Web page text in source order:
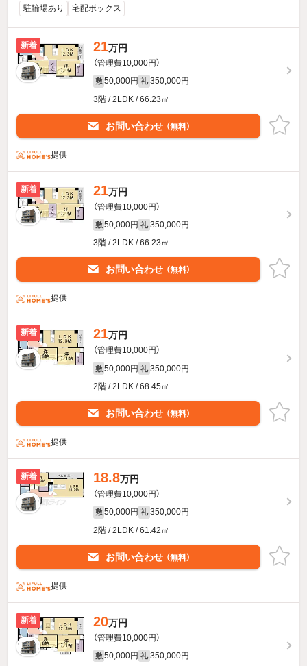
駐輪場あり
宅配ボックス
新着 21万円
（管理費10,000円）
敷 50,000円 礼 350,000円
3階 / 2LDK / 66.23㎡
お問い合わせ （無料）
提供
新着 21万円
（管理費10,000円）
敷 50,000円 礼 350,000円
3階 / 2LDK / 66.23㎡
お問い合わせ （無料）
提供
新着 21万円
（管理費10,000円）
敷 50,000円 礼 350,000円
2階 / 2LDK / 68.45㎡
お問い合わせ （無料）
提供
新着 18.8万円
（管理費10,000円）
敷 50,000円 礼 350,000円
2階 / 2LDK / 61.42㎡
お問い合わせ （無料）
提供
新着 20万円
（管理費10,000円）
敷 50,000円 礼 350,000円